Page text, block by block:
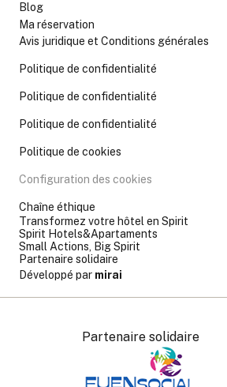
Blog
Ma réservation
Avis juridique et Conditions générales
Politique de confidentialité
Politique de confidentialité
Politique de confidentialité
Politique de cookies
Configuration des cookies
Chaîne éthique
Transformez votre hôtel en Spirit
Spirit Hotels&Apartaments
Small Actions, Big Spirit
Partenaire solidaire
Développé par mirai
Partenaire solidaire